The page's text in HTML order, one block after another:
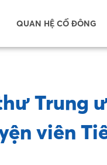
QUAN HỆ CỔ ĐÔNG
Trung
viên